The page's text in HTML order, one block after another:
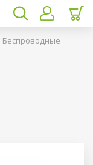
Беспроводные